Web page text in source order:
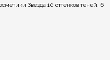
Звезда 10 оттенков теней, 6